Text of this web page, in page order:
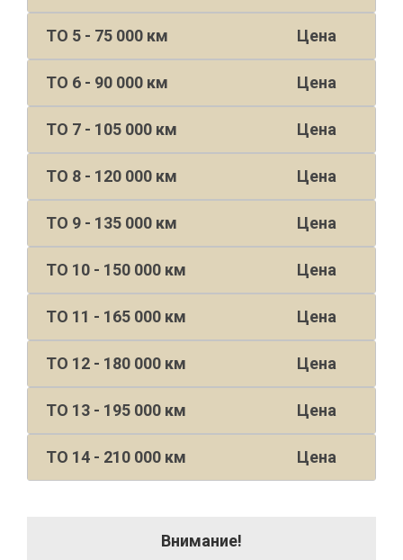
ТО 5 - 75 000 км Цена
ТО 6 - 90 000 км Цена
ТО 7 - 105 000 км Цена
ТО 8 - 120 000 км Цена
ТО 9 - 135 000 км Цена
ТО 10 - 150 000 км Цена
ТО 11 - 165 000 км Цена
ТО 12 - 180 000 км Цена
ТО 13 - 195 000 км Цена
ТО 14 - 210 000 км Цена
Внимание!